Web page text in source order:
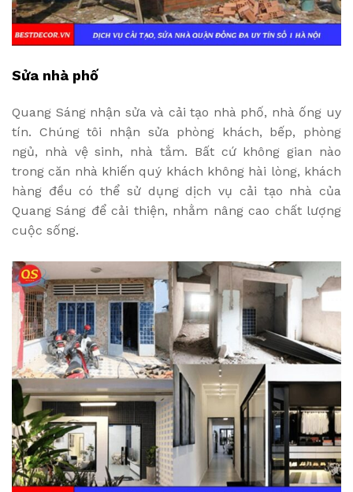
Sửa nhà phố
Quang Sáng nhận sửa và cải tạo nhà phố, nhà ống uy
tín. Chúng tôi nhận sửa phòng khách, bếp, phòng
ngủ, nhà vệ sinh, nhà tắm. Bất cứ không gian nào
trong căn nhà khiến quý khách không hài lòng, khách
hàng đều có thể sử dụng dịch vụ cải tạo nhà của
Quang Sáng để cải thiện, nhằm nâng cao chất lượng
cuộc sống.